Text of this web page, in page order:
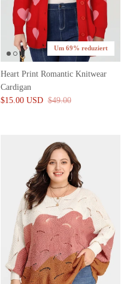
Um 69% reduziert
Heart Print Romantic Knitwear
Cardigan
$15.00 USD $49.00